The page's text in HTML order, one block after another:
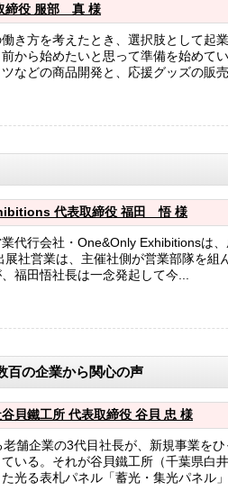
締役 服部 真 様
方を考えたとき、選択肢として起
から始めたいと思って準備を始めて
などの商品開発と、応援グッズの販
代表取締役 福田 悟 様
代行会社・One&Only Exhibitionsは
社営業は、主催社側が営業部隊を組
福田悟社長は一念発起して今...
百の企業から関心の声
貝鐵工所 代表取締役 谷貝 忠 様
舗企業の3代目社長が、新規事業をひ
いる。それが谷貝鐵工所（千葉県
光る表札パネル「蓄光・集光パネル